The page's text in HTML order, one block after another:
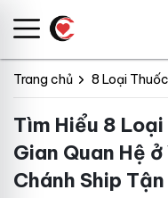
Trang chủ 8 Loại
Tìm Hiểu 8
Gian Quan Hệ
Chánh Ship